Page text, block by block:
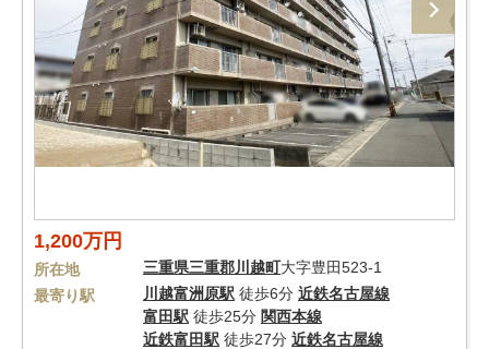
1,200万円
所在地 三重県三重郡川越町大字豊田523-1
最寄り駅
川越富洲原駅 徒歩6分 近鉄名古屋線
富田駅 徒歩25分 関西本線
近鉄富田駅 徒歩27分 近鉄名古屋線